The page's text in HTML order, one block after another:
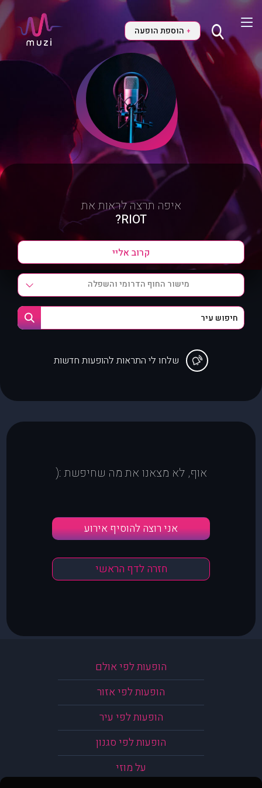
+ הוספת הופעה
איפה תרצה לראות את
RIOT?
מישור החוף הדרומי והשפלה
שלחו לי התראות להופעות חדשות
אוף, לא מצאנו את מה שחיפשת :(
אני רוצה להוסיף אירוע
חזרה לדף הראשי
הופעות לפי אולם
הופעות לפי אזור
הופעות לפי עיר
הופעות לפי סגנון
על מוזי